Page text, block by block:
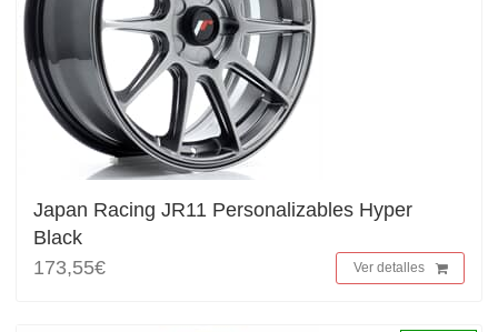
Japan Racing JR11 Personalizables Hyper
Black
173,55€
Ver detalles